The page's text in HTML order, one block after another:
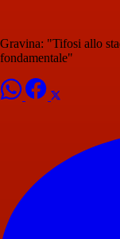
Gravina: "Tifosi allo
fondamentale"